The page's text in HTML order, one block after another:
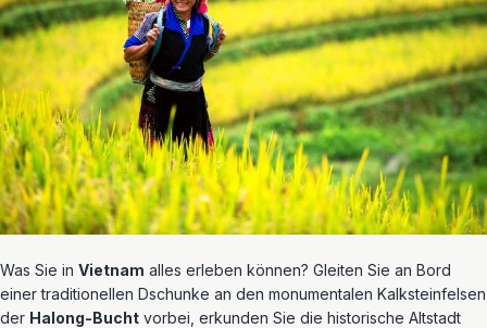
Was Sie in Vietnam alles erleben können? Gleiten Sie an Bord
einer traditionellen Dschunke an den monumentalen Kalksteinfelsen
der Halong-Bucht vorbei, erkunden Sie die historische Altstadt